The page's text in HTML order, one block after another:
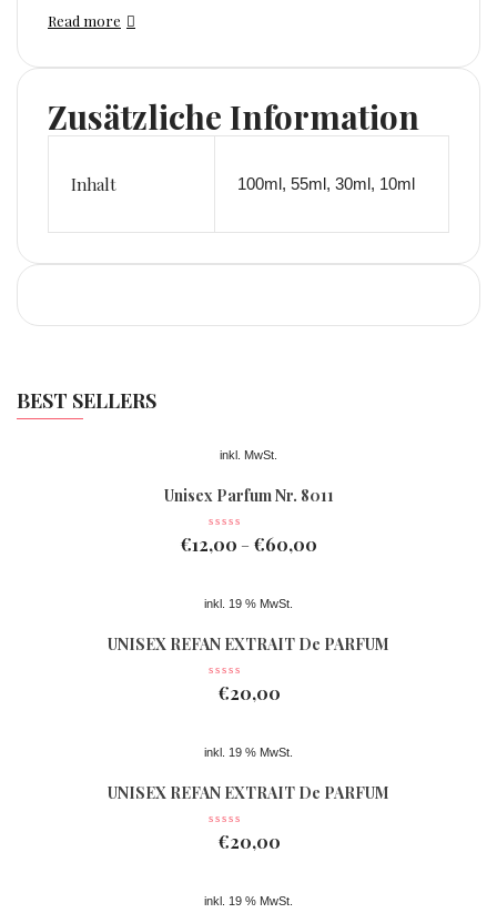
Read more
Zusätzliche Information
Inhalt 100ml, 55ml, 30ml, 10ml
BEST SELLERS
inkl. MwSt.
Unisex Parfum Nr. 8011
€12,00 – €60,00
inkl. 19 % MwSt.
UNISEX REFAN EXTRAIT De PARFUM
Nr 078
€20,00
inkl. 19 % MwSt.
UNISEX REFAN EXTRAIT De PARFUM
Nr 077
€20,00
inkl. 19 % MwSt.